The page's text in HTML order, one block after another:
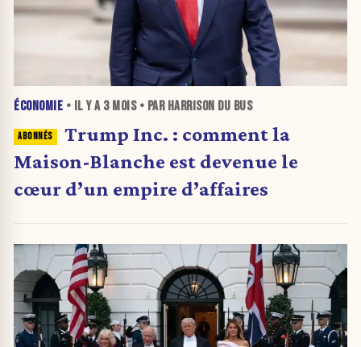
ÉCONOMIE • IL Y A 3 MOIS• PAR HARRISON DU BUS
Trump Inc. : comment la
Maison-Blanche est devenue le
cœur d’un empire d’affaires